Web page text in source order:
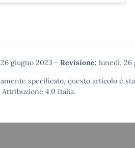
giugno 2023 - Revisione: lunedì, 26
specificato, questo articolo è
4.0 Italia.